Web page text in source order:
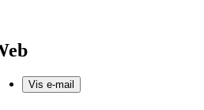
Vis e-mail